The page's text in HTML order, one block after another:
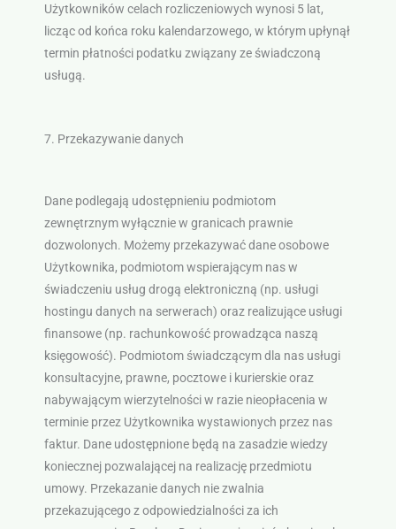
Użytkowników celach rozliczeniowych wynosi 5 lat,
licząc od końca roku kalendarzowego, w którym upłynął
termin płatności podatku związany ze świadczoną
usługą.
7. Przekazywanie danych
Dane podlegają udostępnieniu podmiotom
zewnętrznym wyłącznie w granicach prawnie
dozwolonych. Możemy przekazywać dane osobowe
Użytkownika, podmiotom wspierającym nas w
świadczeniu usług drogą elektroniczną (np. usługi
hostingu danych na serwerach) oraz realizujące usługi
finansowe (np. rachunkowość prowadząca naszą
księgowość). Podmiotom świadczącym dla nas usługi
konsultacyjne, prawne, pocztowe i kurierskie oraz
nabywającym wierzytelności w razie nieopłacenia w
terminie przez Użytkownika wystawionych przez nas
faktur. Dane udostępnione będą na zasadzie wiedzy
koniecznej pozwalającej na realizację przedmiotu
umowy. Przekazanie danych nie zwalnia
przekazującego z odpowiedzialności za ich